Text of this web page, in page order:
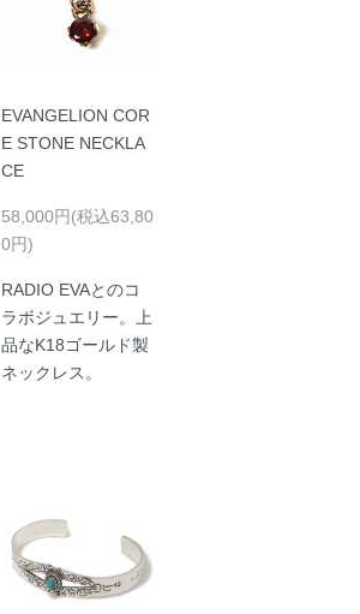
EVANGELION COR
E STONE NECKLA
CE
58,000円(税込63,80
0円)
RADIO EVAとのコ
ラボジュエリー。上
品なK18ゴールド製
ネックレス。